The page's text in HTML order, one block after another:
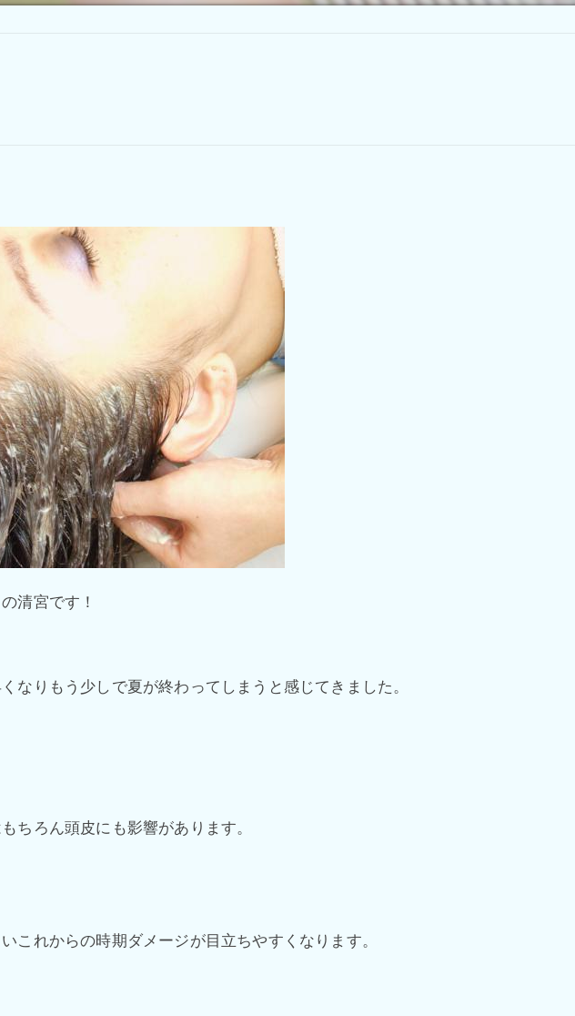
清宮です！
なりもう少しで夏が終わってしまうと感じてきました。
ちろん頭皮にも影響があります。
これからの時期ダメージが目立ちやすくなります。